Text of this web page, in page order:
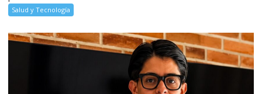
Salud y Tecnología